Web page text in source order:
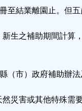
至結業離園止。但
生之補助期間計算
（市）政府補助辦
災害或其他特殊需